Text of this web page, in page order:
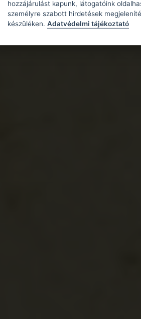
hozzájárulást kapunk, látogatóink
személyre szabott hirdetések
készüléken. Adatvédelmi tájékoztató